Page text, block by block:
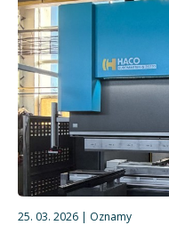
25. 03. 2026 Oznamy